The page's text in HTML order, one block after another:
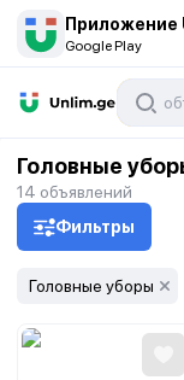
Приложение
Google Play
Головные
14 объявлений
Фильтры
Головные уборы